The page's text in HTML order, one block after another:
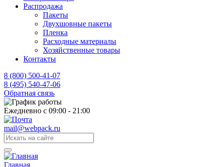
Распродажа
Пакеты
Двухшовные пакеты
Пленка
Расходные материалы
Хозяйственные товары
Контакты
8 (800) 500-41-07
8 (495) 540-47-06
Обратная связь
Ежедневно с 09:00 - 21:00
mail@webpack.ru
Главная